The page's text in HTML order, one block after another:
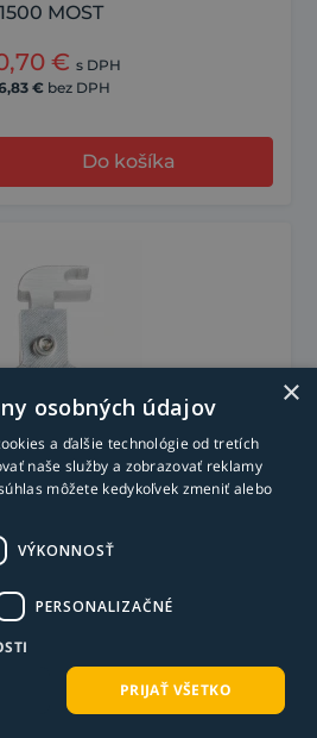
1500 MOST
€ s DPH
€ bez DPH
Do košíka
drôtu na laser XTW-1500
19,11€s DPH
×
osobných údajov
a ďalšie technológie od tretích
naše služby a zobrazovať reklamy
môžete kedykoľvek zmeniť alebo
VÝKONNOSŤ
PERSONALIZAČNÉ
PRIJAŤ VŠETKO